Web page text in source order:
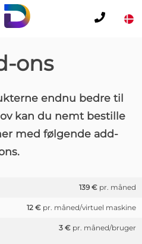
ons
endnu bedre til
kan du nemt bestille
med følgende add-
139 €pr. måned
12 €pr. måned/virtuel maskine
3 €pr. måned/bruger